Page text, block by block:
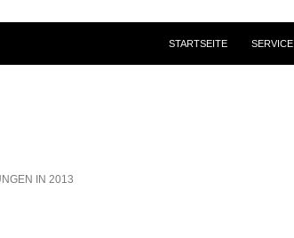
STARTSEITE
SERVICE
IN 2013